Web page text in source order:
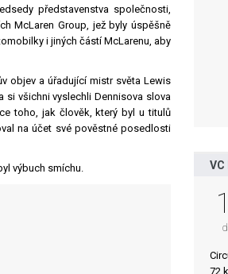
představenstva společnosti,
McLaren Group, jež byly úspěšně
i jiných částí McLarenu, aby
objev a úřadující mistr světa Lewis
si všichni vyslechli Dennisova slova
toho, jak člověk, který byl u titulů
na účet své pověstné posedlosti
výbuch smíchu. VC
72